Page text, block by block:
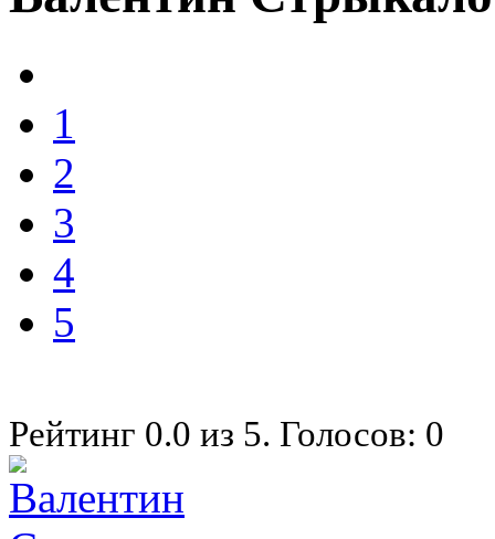
1
2
3
4
5
Рейтинг 0.0 из 5. Голосов: 0